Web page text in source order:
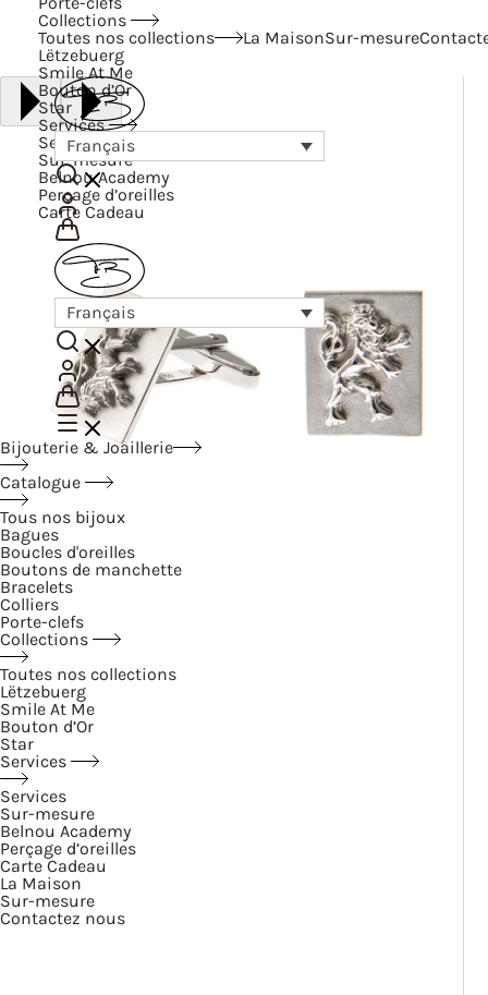
Collections
Toutes nos collections
Lëtzebuerg
Smile At Me
Bouton d’Or
Star
Services
Services
Sur-mesure
Belnou Academy
Perçage d’oreilles
Carte Cadeau
La MaisonSur-mesure
Français
Français
Bijouterie & Joaillerie
Catalogue
Tous nos bijoux
Bagues
Boucles d'oreilles
Boutons de manchette
Bracelets
Colliers
Porte-clefs
Collections
Toutes nos collections
Lëtzebuerg
Smile At Me
Bouton d’Or
Star
Services
Services
Sur-mesure
Belnou Academy
Perçage d’oreilles
Carte Cadeau
La Maison
Sur-mesure
Contactez nous